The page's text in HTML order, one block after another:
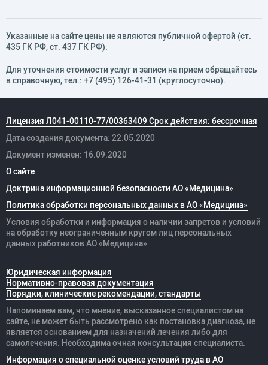
Указанные на сайте цены не являются публичной офертой (ст.
435 ГК РФ, cт. 437 ГК РФ).
Для уточнения стоимости услуг и записи на прием обращайтесь
в справочную, тел.: +7 (495) 126-41-31 (круглосуточно).
Лицензия Л041-00110-77/00363409 Срок действия: бессрочная
Дата создания документа: 22.05.2020
Документ изменён: 16.09.2020
О сайте
Доктрина информационной безопасности АО «Медицина»
Политика обработки персональных данных в АО «Медицина»
Условия обработки и информация о наличии запретов и условий
на обработку неограниченным кругом лиц персональных
данных работников АО «Медицина»
Юридическая информация
Нормативно-правовая документация
Порядки, клинические рекомендации, стандарты
Напоминаем вам, что мнение, высказанное специалистом на
сайте, не может быть рассмотрено как постановка диагноза, не
является основанием для назначений лечения либо для
самолечения. Необходима очная консультация специалиста.
Информация о специальной оценке условий труда в АО